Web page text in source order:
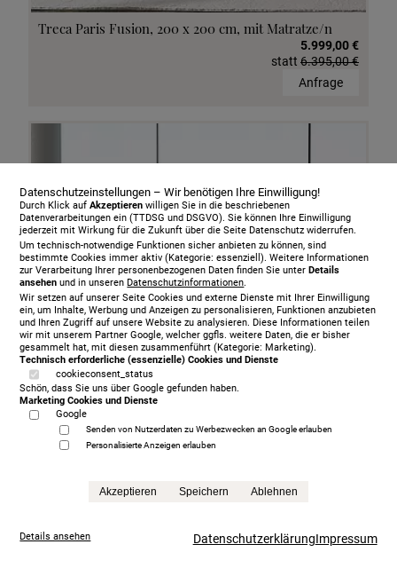
Treca Paris Fusion, 200 x 200 cm, mit Matratze/n
5.999,00 €
statt 6.395,00 €
Anfrage
Treca Paris Oreiller, 200 x 200 cm, mit Matratze/n,
grey
5.999,00 €
Datenschutzeinstellungen – Wir benötigen Ihre Einwilligung!
Durch Klick aufAkzeptieren willigen Sie in die beschriebenen
Datenverarbeitungen ein (TTDSG und DSGVO). Sie können Ihre Einwilligung
jederzeit mit Wirkung für die Zukunft über die Seite Datenschutz widerrufen.
Um technisch-notwendige Funktionen sicher anbieten zu können, sind
bestimmte Cookies immer aktiv (Kategorie: essenziell). Weitere Informationen
zur Verarbeitung Ihrer personenbezogenen Daten finden Sie unterDetails
ansehen und in unserenDatenschutzinformationen.
Wir setzen auf unserer Seite Cookies und externe Dienste mit Ihrer Einwilligung
ein, um Inhalte, Werbung und Anzeigen zu personalisieren, Funktionen anzubieten
und Ihren Zugriff auf unsere Website zu analysieren. Diese Informationen teilen
wir mit unserem Partner Google, welcher ggfls. weitere Daten, die er bisher
gesammelt hat, mit diesen zusammenführt (Kategorie: Marketing).
Technisch erforderliche (essenzielle) Cookies und Dienste
cookieconsent_status
Schön, dass Sie uns über Google gefunden haben.
Marketing Cookies und Dienste
Google
Senden von Nutzerdaten zu Werbezwecken an Google erlauben
Personalisierte Anzeigen erlauben
Akzeptieren Speichern Ablehnen
Details ansehen DatenschutzerklärungImpressum